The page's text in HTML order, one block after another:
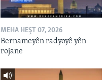
MEHA HEŞT 07, 2026
Bernameyên radyoyê yên
rojane